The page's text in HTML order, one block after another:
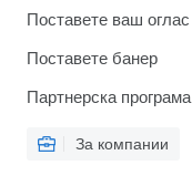
Поставете ваш оглас
Поставете банер
Партнерска програма
За компании